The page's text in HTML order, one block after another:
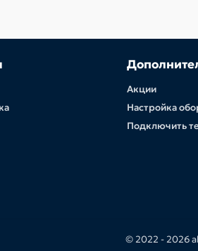
Акции
Настройка
Подключить
© 2022 -2026